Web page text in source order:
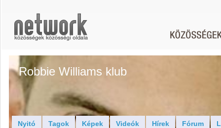
Robbie Williams klub
Nyitó Tagok Képek Videók Hírek Fórum